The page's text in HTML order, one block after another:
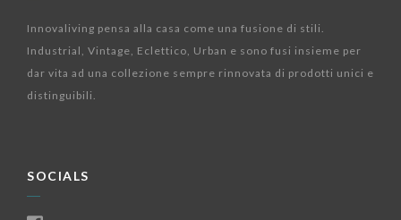
Innovaliving pensa alla casa come una fusione di stili.
Industrial, Vintage, Eclettico, Urban e sono fusi insieme per
dar vita ad una collezione sempre rinnovata di prodotti unici e
distinguibili.
SOCIALS